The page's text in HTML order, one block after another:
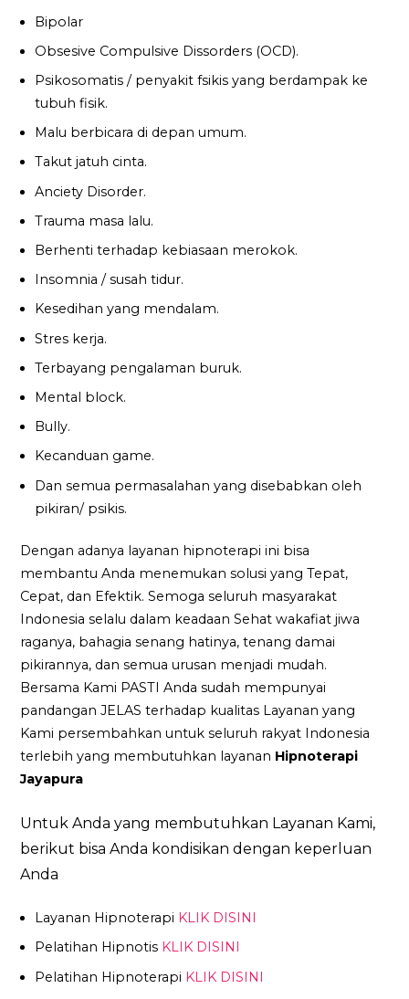
Bipolar
Obsesive Compulsive Dissorders (OCD).
Psikosomatis / penyakit fsikis yang berdampak ke
tubuh fisik.
Malu berbicara di depan umum.
Takut jatuh cinta.
Anciety Disorder.
Trauma masa lalu.
Berhenti terhadap kebiasaan merokok.
Insomnia / susah tidur.
Kesedihan yang mendalam.
Stres kerja.
Terbayang pengalaman buruk.
Mental block.
Bully.
Kecanduan game.
Dan semua permasalahan yang disebabkan oleh
pikiran/ psikis.
Dengan adanya layanan hipnoterapi ini bisa
membantu Anda menemukan solusi yang Tepat,
Cepat, dan Efektik. Semoga seluruh masyarakat
Indonesia selalu dalam keadaan Sehat wakafiat jiwa
raganya, bahagia senang hatinya, tenang damai
pikirannya, dan semua urusan menjadi mudah.
Bersama Kami PASTI Anda sudah mempunyai
pandangan JELAS terhadap kualitas Layanan yang
Kami persembahkan untuk seluruh rakyat Indonesia
terlebih yang membutuhkan layanan Hipnoterapi
Jayapura
Untuk Anda yang membutuhkan Layanan Kami,
berikut bisa Anda kondisikan dengan keperluan
Anda
Layanan Hipnoterapi KLIK DISINI
Pelatihan Hipnotis KLIK DISINI
Pelatihan Hipnoterapi KLIK DISINI